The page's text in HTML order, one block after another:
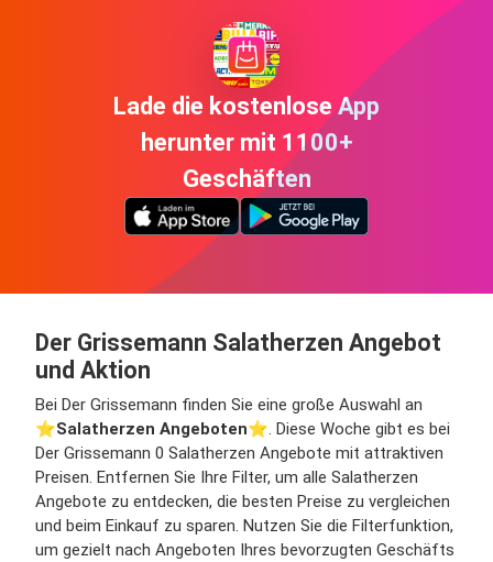
Lade die kostenlose App
herunter mit 1100+
Geschäften
Der Grissemann Salatherzen Angebot
und Aktion
Bei Der Grissemann finden Sie eine große Auswahl an
⭐️Salatherzen Angeboten⭐️. Diese Woche gibt es bei
Der Grissemann 0 Salatherzen Angebote mit attraktiven
Preisen. Entfernen Sie Ihre Filter, um alle Salatherzen
Angebote zu entdecken, die besten Preise zu vergleichen
und beim Einkauf zu sparen. Nutzen Sie die Filterfunktion,
um gezielt nach Angeboten Ihres bevorzugten Geschäfts